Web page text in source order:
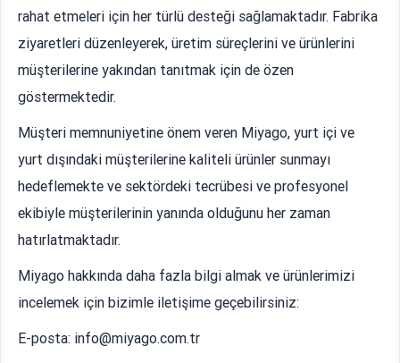
rahat etmeleri için her türlü desteği sağlamaktadır. Fabrika
ziyaretleri düzenleyerek, üretim süreçlerini ve ürünlerini
müşterilerine yakından tanıtmak için de özen
göstermektedir.
Müşteri memnuniyetine önem veren Miyago, yurt içi ve
yurt dışındaki müşterilerine kaliteli ürünler sunmayı
hedeflemekte ve sektördeki tecrübesi ve profesyonel
ekibiyle müşterilerinin yanında olduğunu her zaman
hatırlatmaktadır.
Miyago hakkında daha fazla bilgi almak ve ürünlerimizi
incelemek için bizimle iletişime geçebilirsiniz:
E-posta: info@miyago.com.tr